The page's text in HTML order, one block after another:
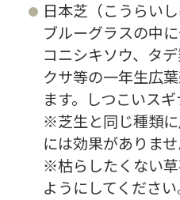
日本芝（こうらい
ブルーグラスの中
コニシキソウ、タ
クサ等の一年生広
ます。しつこいスギ
※芝生と同じ種類
には効果がありませ
※枯らしたくない
ようにしてください